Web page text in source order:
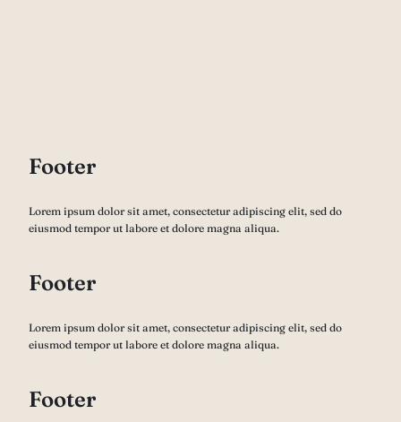
Footer
Lorem ipsum dolor sit amet, consectetur adipiscing elit, sed do
eiusmod tempor ut labore et dolore magna aliqua.
Footer
Lorem ipsum dolor sit amet, consectetur adipiscing elit, sed do
eiusmod tempor ut labore et dolore magna aliqua.
Footer